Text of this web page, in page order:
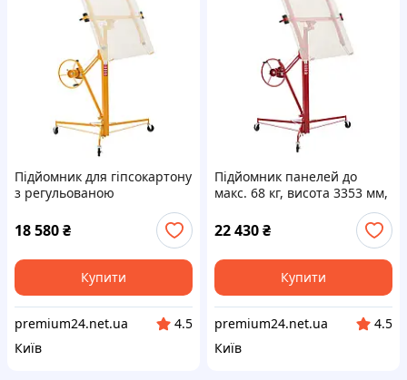
Підйомник для гіпсокартону
з регульованою
вантажопідйомність 68 кг,
висота 3353 мм, підйомник
для Vevor
18 580₴
Купити
premium24.net.ua
4.5
Київ
Підйомник панелей до
макс. 68 кг, висота 3353 мм,
підйомник для гіпсокартону
з регульованою
телескопічною стрілою,
підйомник Vevor
22 430₴
Купити
premium24.net.ua
4.5
Київ